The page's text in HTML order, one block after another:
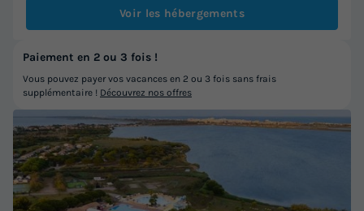
Voir les hébergements
Paiement en 2 ou 3 fois !
Vous pouvez payer vos vacances en 2 ou 3 fois sans frais
supplémentaire ! Découvrez nos offres